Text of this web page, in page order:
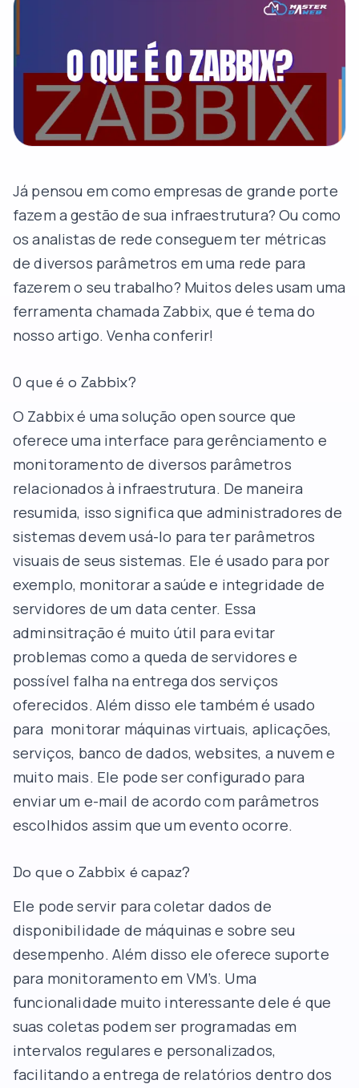
Já pensou em como empresas de grande porte
fazem a gestão de sua infraestrutura? Ou como
os analistas de rede conseguem ter métricas
de diversos parâmetros em uma rede para
fazerem o seu trabalho? Muitos deles usam uma
ferramenta chamada Zabbix, que é tema do
nosso artigo. Venha conferir!
O que é o Zabbix?
O Zabbix é uma solução open source que
oferece uma interface para gerênciamento e
monitoramento de diversos parâmetros
relacionados à infraestrutura. De maneira
resumida, isso significa que administradores de
sistemas devem usá-lo para ter parâmetros
visuais de seus sistemas. Ele é usado para por
exemplo, monitorar a saúde e integridade de
servidores de um data center. Essa
adminsitração é muito útil para evitar
problemas como a queda de servidores e
possível falha na entrega dos serviços
oferecidos. Além disso ele também é usado
para monitorar máquinas virtuais, aplicações,
serviços, banco de dados, websites, a nuvem e
muito mais. Ele pode ser configurado para
enviar um e-mail de acordo com parâmetros
escolhidos assim que um evento ocorre.
Do que o Zabbix é capaz?
Ele pode servir para coletar dados de
disponibilidade de máquinas e sobre seu
desempenho. Além disso ele oferece suporte
para monitoramento em VM’s. Uma
funcionalidade muito interessante dele é que
suas coletas podem ser programadas em
intervalos regulares e personalizados,
facilitando a entrega de relatórios dentro dos